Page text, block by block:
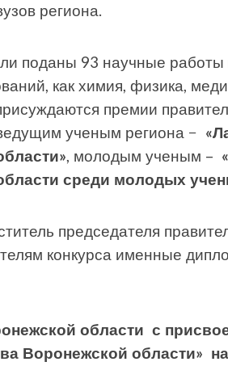
региона.
поданы 93 научные
как химия, физика,
премии
ученым региона −
, молодым ученым –
среди молодых
председателя
конкурса именные
области с
Воронежской области»